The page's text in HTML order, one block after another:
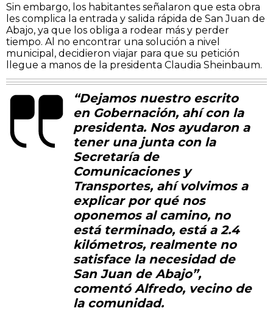
Sin embargo, los habitantes señalaron que esta obra
les complica la entrada y salida rápida de San Juan de
Abajo, ya que los obliga a rodear más y perder
tiempo. Al no encontrar una solución a nivel
municipal, decidieron viajar para que su petición
llegue a manos de la presidenta Claudia Sheinbaum.
“Dejamos nuestro escrito
en Gobernación, ahí con la
presidenta. Nos ayudaron a
tener una junta con la
Secretaría de
Comunicaciones y
Transportes, ahí volvimos a
explicar por qué nos
oponemos al camino, no
está terminado, está a 2.4
kilómetros, realmente no
satisface la necesidad de
San Juan de Abajo”,
comentó Alfredo, vecino de
la comunidad.